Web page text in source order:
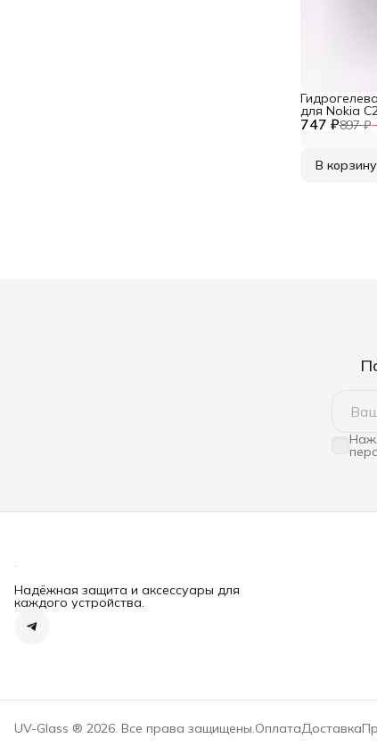
747 ₽897 ₽−
для Nokia
В корзину
Надёжная защита и аксессуары для
каждого устройства.
UV-Glass ® 2026. Все права защищены.ОплатаДоставка